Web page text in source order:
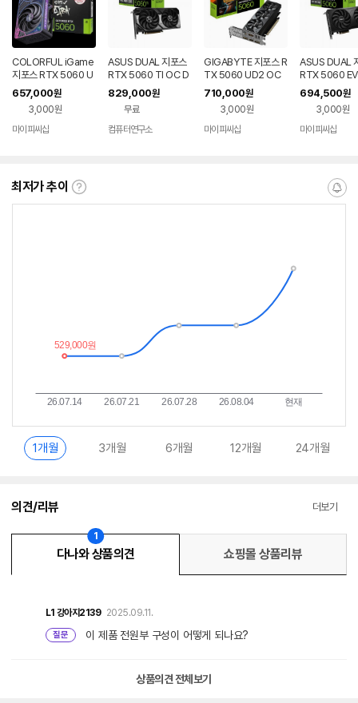
COLORFUL iGame
지포스 RTX 5060 U
LTRA DUO OC D7
8GB 도우정보
657,000원
3,000원
마이피씨샵
ASUS DUAL 지포스
RTX 5060 TI OC D
7 8GB 대원씨티에스
829,000원
무료
컴퓨터연구소
GIGABYTE 지포스 R
TX 5060 UD2 OC
D7 8GB Nano LP 제
이씨현
710,000원
3,000원
마이피씨샵
ASUS DUAL
RTX 5060
D7 8GB 대원
스
694,500원
3,000원
마이피씨샵
최저가 추이
최
알
1개월 3개월 6개월 12개월 24개월
의견/리뷰 더보기
다나와 상품의견
1
쇼핑몰 상품리뷰
L1 강아지2139 2025.09.11.
질문 이 제품 전원부 구성이 어떻게 되나요?
상품의견 전체보기